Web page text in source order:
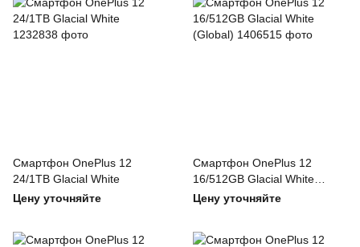
Смартфон OnePlus 12
24/1TB Glacial White
Цену уточняйте
Смартфон OnePlus 12
16/512GB Glacial White
(Global)
Цену уточняйте